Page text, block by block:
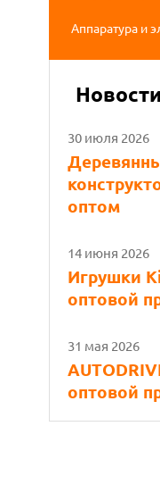
Аппаратура и
Новости
30 июля 2026
оптом
14 июня 2026
Игрушки
оптовой
31 мая 2026
оптовой